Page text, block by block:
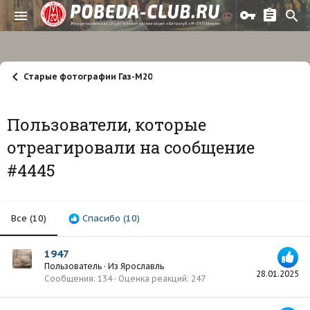
Старые фотографии Газ-М20
Пользователи, которые
отреагировали на сообщение
#4445
Все (10) Спасибо (10)
28.01.2025
1947
Пользователь · Из Ярославль
Сообщения 134 Оценка реакций 247